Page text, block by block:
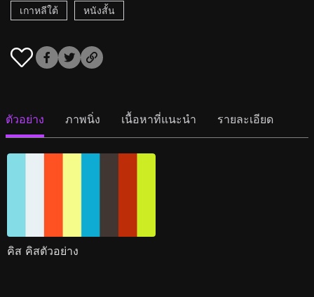
เกาหลีใต้ หนังสั้น
ตัวอย่าง ภาพนิ่ง เนื้อหาที่แนะนำ รายละเอียด
คิส คิสตัวอย่าง